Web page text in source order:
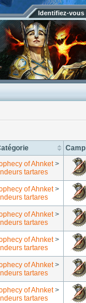
Identifiez-vous
Camp
of Ahnket>
tartares
of Ahnket>
tartares
of Ahnket>
tartares
of Ahnket>
tartares
of Ahnket>
tartares
of Ahnket>
tartares